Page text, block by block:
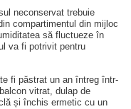
neconservat trebuie
compartimentul din mijloc
să fluctueze în
va fi potrivit pentru
fi păstrat un an întreg într-
vitrat, dulap de
și închis ermetic cu un